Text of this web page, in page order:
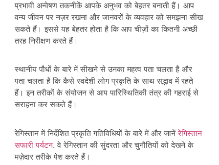
प्रभावी अन्वेषण तकनीकें आपके अनुभव को बेहतर बनाती हैं। आप
वन्य जीवन पर नज़र रखना और जानवरों के व्यवहार को समझना सीख
सकते हैं। इससे यह बेहतर होता है कि आप चीज़ों का कितनी अच्छी
तरह निरीक्षण करते हैं।
स्थानीय पौधों के बारे में सीखने से उनका महत्व पता चलता है और
पता चलता है कि कैसे स्वदेशी लोग प्रकृति के साथ सद्भाव में रहते
हैं। इन तरीकों के संयोजन से आप पारिस्थितिकी तंत्र की गहराई से
सराहना कर सकते हैं।
रेगिस्तान में निर्देशित प्रकृति गतिविधियों के बारे में और जानेंरेगिस्तान
सफारी पर्यटन. वे रेगिस्तान की सुंदरता और चुनौतियों को देखने के
मज़ेदार तरीके पेश करते हैं।